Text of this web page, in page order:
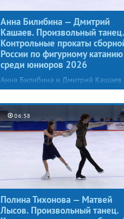
Анна Билибина — Дмитрий
Кашаев. Произвольный танец.
Контрольные прокаты
России по фигурному катанию
среди юниоров 2026
Анна Билибина и Дмитрий Кашаев
взяли в основу произвольного
объединителе Британии. В центре
событий — трагическая история
Короля Артура и Гвиневры.
06:58
Полина Тихонова — Матвей
Лысов. Произвольный танец.